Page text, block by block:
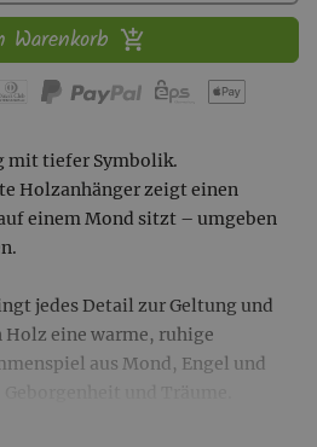
Warenkorb
mit tiefer Symbolik.
Holzanhänger zeigt einen
einem Mond sitzt – umgeben
jedes Detail zur Geltung und
eine warme, ruhige
aus Mond, Engel und